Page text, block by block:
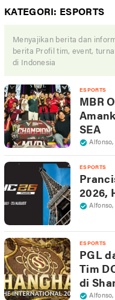
KATEGORI: ESPORTS
Menyajikan berita dan
berita Profil tim, event,
di Indonesia
ESPORTS
MBR
SEA
Alfonso
ESPORTS
2026,
Alfonso
ESPORTS
PGL
Tim
di
Alfonso